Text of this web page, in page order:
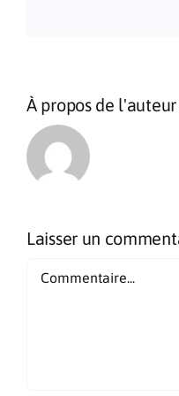
À propos de l'auteur
Laisser un
Commentaire